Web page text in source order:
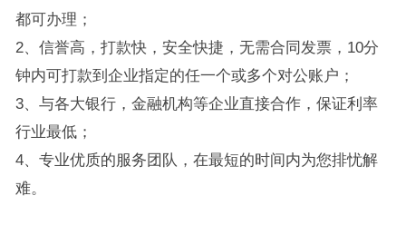
都可办理；
2、信誉高，打款快，安全快捷，无需合同发票，10分
钟内可打款到企业指定的任一个或多个对公账户；
3、与各大银行，金融机构等企业直接合作，保证利率
行业最低；
4、专业优质的服务团队，在最短的时间内为您排忧解
难。